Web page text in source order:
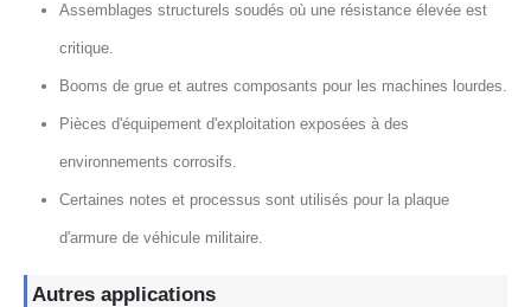
Assemblages structurels soudés où une résistance élevée est
critique.
Booms de grue et autres composants pour les machines lourdes.
Pièces d'équipement d'exploitation exposées à des
environnements corrosifs.
Certaines notes et processus sont utilisés pour la plaque
d'armure de véhicule militaire.
Autres applications